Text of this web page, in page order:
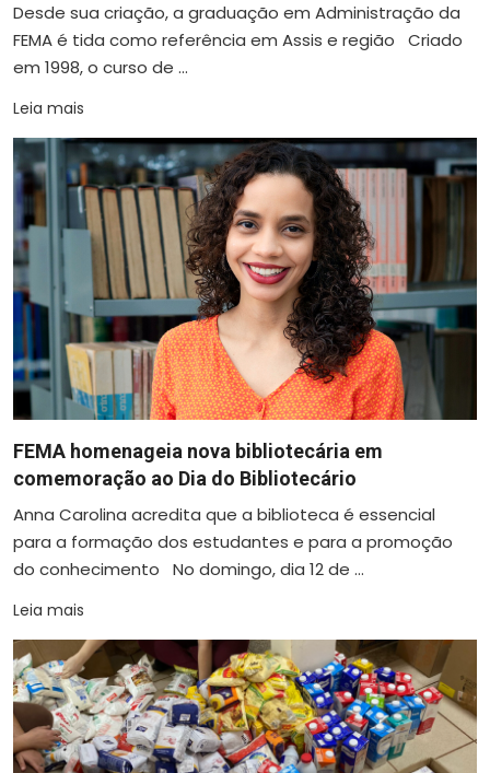
Desde sua criação, a graduação em Administração da
FEMA é tida como referência em Assis e região Criado
em 1998, o curso de ...
Leia mais
FEMA homenageia nova bibliotecária em
comemoração ao Dia do Bibliotecário
Anna Carolina acredita que a biblioteca é essencial
para a formação dos estudantes e para a promoção
do conhecimento No domingo, dia 12 de ...
Leia mais